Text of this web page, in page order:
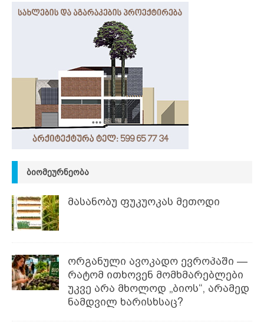
ᲑᲘᲝᲛᲔᲣᲠᲜᲔᲝᲑᲐ
მასანობუ ფუკუოკას მეთოდი
ორგანული ავოკადო ევროპაში —
რატომ ითხოვენ მომხმარებლები
უკვე არა მხოლოდ „ბიოს“, არამედ
ნამდვილ ხარისხსაც?